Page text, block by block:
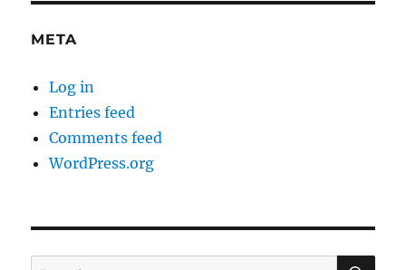
META
Log in
Entries feed
Comments feed
WordPress.org